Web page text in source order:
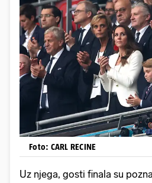
Foto: CARL RECINE
Uz njega, gosti finala su